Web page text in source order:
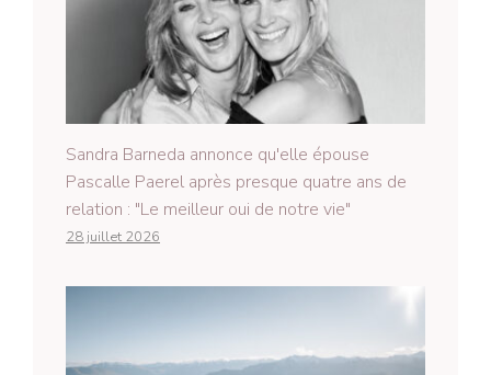
Sandra Barneda annonce qu'elle épouse
Pascalle Paerel après presque quatre ans de
relation : "Le meilleur oui de notre vie"
28 juillet 2026